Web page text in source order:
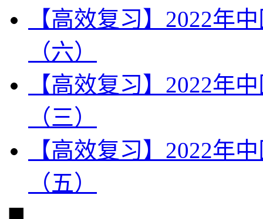
【高效复习】2022年
（六）
【高效复习】2022年
（三）
【高效复习】2022年
（五）